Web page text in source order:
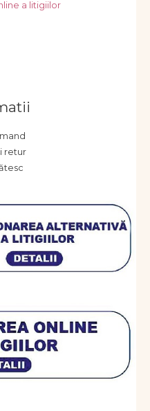
a litigiilor
retur